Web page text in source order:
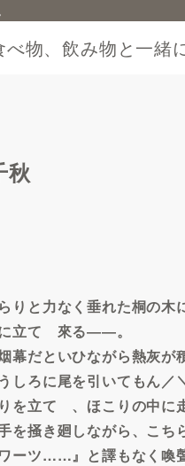
物、飲み物と一緒
りと力なく垂れた桐の
立てゝ來る――。
幕だといひながら熱灰
しろに尾を引いてもん
を立てゝ、ほこりの中
を掻き廻しながら、こ
ーツ……』と譯もなく喚